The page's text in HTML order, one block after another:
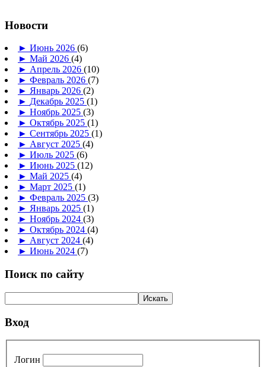
Новости
► Июнь 2026 (6)
► Май 2026 (4)
► Апрель 2026 (10)
► Февраль 2026 (7)
► Январь 2026 (2)
► Декабрь 2025 (1)
► Ноябрь 2025 (3)
► Октябрь 2025 (1)
► Сентябрь 2025 (1)
► Август 2025 (4)
► Июль 2025 (6)
► Июнь 2025 (12)
► Май 2025 (4)
► Март 2025 (1)
► Февраль 2025 (3)
► Январь 2025 (1)
► Ноябрь 2024 (3)
► Октябрь 2024 (4)
► Август 2024 (4)
► Июнь 2024 (7)
Поиск по сайту
Вход
Логин